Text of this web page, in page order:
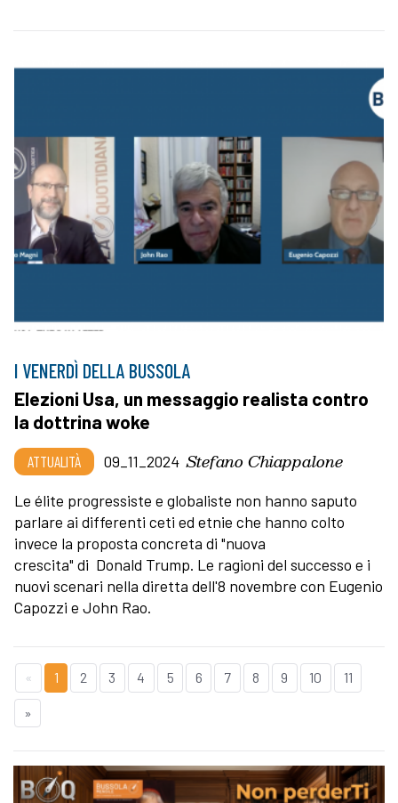
I VENERDÌ DELLA BUSSOLA
Elezioni Usa, un messaggio realista contro
la dottrina woke
ATTUALITÀ 09_11_2024 Stefano Chiappalone
Le élite progressiste e globaliste non hanno saputo
parlare ai differenti ceti ed etnie che hanno colto
invece la proposta concreta di "nuova
crescita" di Donald Trump. Le ragioni del successo e i
nuovi scenari nella diretta dell'8 novembre con Eugenio
Capozzi e John Rao.
« 1 2 3 4 5 6 7 8 9 10 11
»